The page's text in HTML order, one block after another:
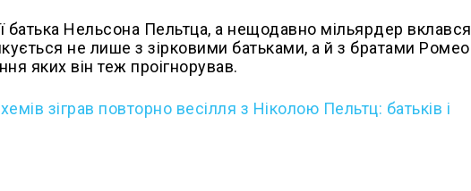
батька Нельсона Пельтца, а нещодавно мільярдер вклався
не лише з зірковими батьками, а й з братами Ромео
яких він теж проігнорував.
зіграв повторно весілля з Ніколою Пельтц: батьків і